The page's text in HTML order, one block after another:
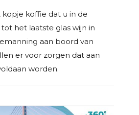
kopje koffie dat u in de
het laatste glas wijn in
aan boord van
er voor zorgen dat aan
worden.